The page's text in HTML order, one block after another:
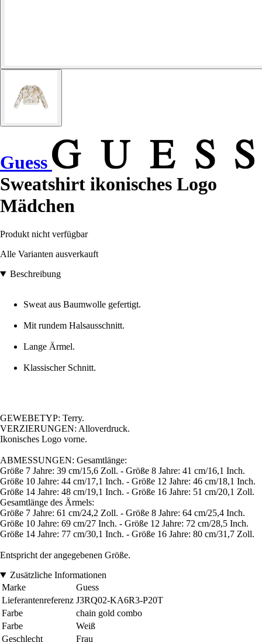
Guess
Sweatshirt ikonisches Logo
Mädchen
Produkt nicht verfügbar
Alle Varianten ausverkauft
Beschreibung
Sweat aus Baumwolle gefertigt.
Mit rundem Halsausschnitt.
Lange Ärmel.
Klassischer Schnitt.
GEWEBETYP: Terry.
VERZIERUNGEN: Alloverdruck.
Ikonisches Logo vorne.
ABMESSUNGEN: Gesamtlänge:
Größe 7 Jahre: 39 cm/15,6 Zoll. - Größe 8 Jahre: 41 cm/16,1 Inch.
Größe 10 Jahre: 44 cm/17,1 Inch. - Größe 12 Jahre: 46 cm/18,1 Inch.
Größe 14 Jahre: 48 cm/19,1 Inch. - Größe 16 Jahre: 51 cm/20,1 Zoll.
Gesamtlänge des Ärmels:
Größe 7 Jahre: 61 cm/24,2 Zoll. - Größe 8 Jahre: 64 cm/25,4 Inch.
Größe 10 Jahre: 69 cm/27 Inch. - Größe 12 Jahre: 72 cm/28,5 Inch.
Größe 14 Jahre: 77 cm/30,1 Inch. - Größe 16 Jahre: 80 cm/31,7 Zoll.
Entspricht der angegebenen Größe.
Zusätzliche Informationen
Marke
Guess
Lieferantenreferenz J3RQ02-KA6R3-P20T
Farbe
chain gold combo
Farbe
Weiß
Geschlecht
Frau